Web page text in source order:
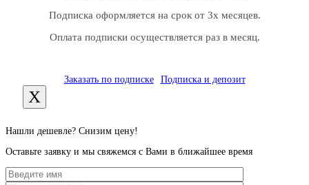
Подписка оформляется на срок от 3х месяцев.
Оплата подписки осуществляется раз в месяц.
Заказать по подписке Подписка и депозит
X
Нашли дешевле? Снизим цену!
Оставьте заявку и мы свяжемся с Вами в ближайшее время